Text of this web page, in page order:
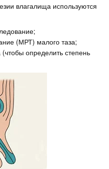
влагалища используются
(МРТ) малого таза;
определить степень